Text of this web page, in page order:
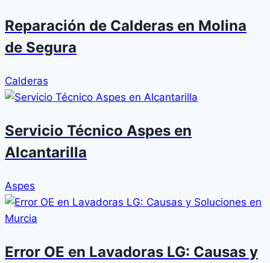
Reparación de Calderas en Molina
de Segura
Calderas
Servicio Técnico Aspes en
Alcantarilla
Aspes
Error OE en Lavadoras LG: Causas y